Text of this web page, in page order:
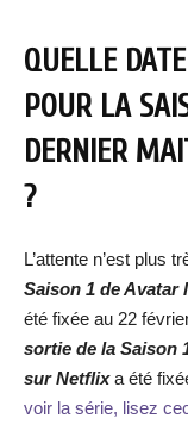
QUELLE
POUR LA
DERNIER
?
L’attente n’est plus
Saison 1 deAvatar
été fixée au 22
sortie de la Saison
sur Netflixa été
voir la série, lisez